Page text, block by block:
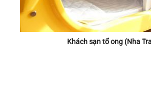
Khách sạn tổ ong (Nha